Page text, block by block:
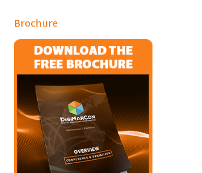
Brochure